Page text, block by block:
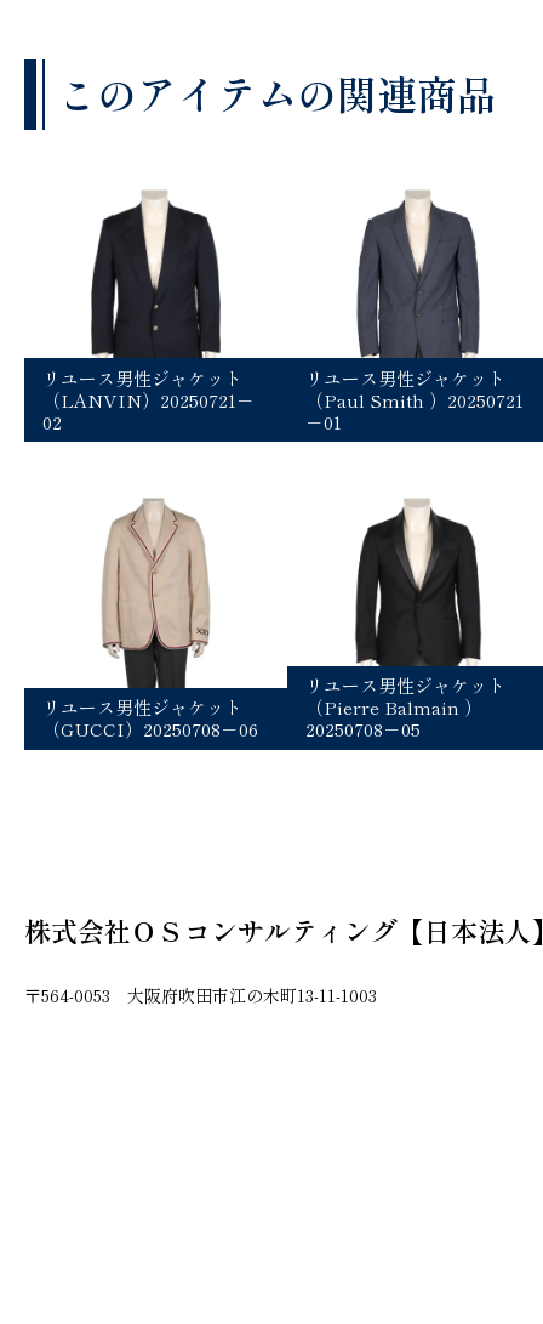
このアイテムの関連商品
リユース男性ジャケット
（LANVIN）20250721－
02
リユース男性ジャケット
（Paul Smith ）20250721
－01
リユース男性ジャケット
（GUCCI）20250708－06
リユース男性ジャケット
（Pierre Balmain ）
20250708－05
株式会社ＯＳコンサルティング【日本法人
〒564-0053 大阪府吹田市江の木町13-11-1003